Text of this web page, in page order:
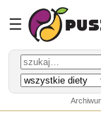
☰